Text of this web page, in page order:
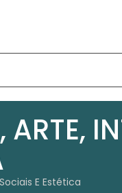
E Estética